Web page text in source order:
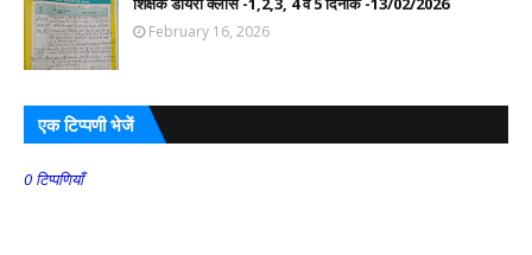
February 16, 2026
एक टिप्पणी भेजें
0 टिप्पणियाँ